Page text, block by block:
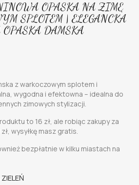
OPASKA NA ZIMĘ
SPLOTEM | ELEGANCKA
DAMSKA
z warkoczowym splotem i
wygodna i efektowna – idealna do
zimowych stylizacji.
to 16 zł, ale robiąc zakupy za
wysyłkę masz gratis.
bezpłatnie w kilku miastach na